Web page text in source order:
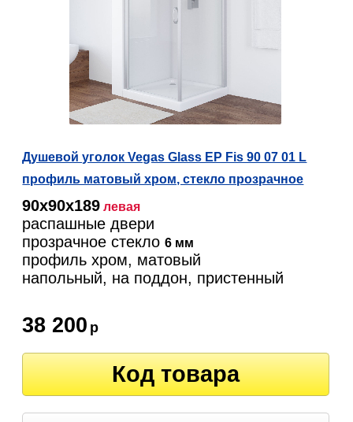
Душевой уголок Vegas Glass EP Fis 90 07 01 L
профиль матовый хром, стекло прозрачное
90х90х189 левая
распашные двери
прозрачное стекло6 мм
профиль хром, матовый
напольный, на поддон, пристенный
38 200 р
Код товара